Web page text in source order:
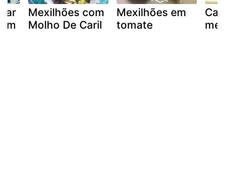
Mexilhões com
Molho De Caril
Mexilhões em
tomate